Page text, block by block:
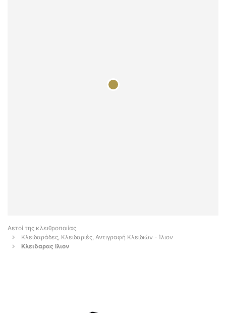
Αετοί της κλειθροποιίας
Κλειδαράδες, Κλειδαριές, Αντιγραφή Κλειδιών - Ίλιον
Κλειδαρας Ιλιον